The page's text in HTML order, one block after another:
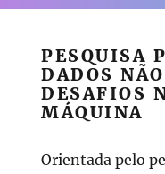
PESQUISA
DADOS
DESAFIOS
MÁQUINA
Orientada pelo